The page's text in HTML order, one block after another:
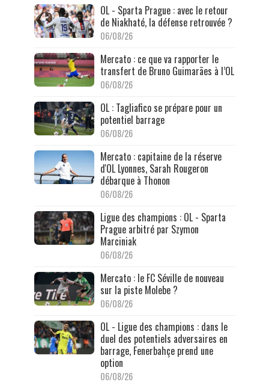
OL - Sparta Prague : avec le retour
de Niakhaté, la défense retrouvée ?
06/08/26
Mercato : ce que va rapporter le
transfert de Bruno Guimarães à l’OL
06/08/26
OL : Tagliafico se prépare pour un
potentiel barrage
06/08/26
Mercato : capitaine de la réserve
d'OL Lyonnes, Sarah Rougeron
débarque à Thonon
06/08/26
Ligue des champions : OL - Sparta
Prague arbitré par Szymon
Marciniak
06/08/26
Mercato : le FC Séville de nouveau
sur la piste Molebe ?
06/08/26
OL - Ligue des champions : dans le
duel des potentiels adversaires en
barrage, Fenerbahçe prend une
option
06/08/26